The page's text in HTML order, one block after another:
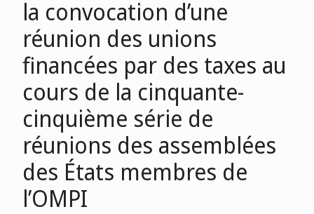
la convocation d’une
réunion des unions
financées par des taxes au
cours de la cinquante-
cinquième série de
réunions des assemblées
des États membres de
l’OMPI